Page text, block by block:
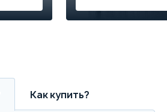
Как купить?